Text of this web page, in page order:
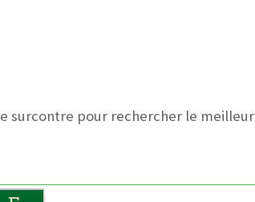
surcontre pour rechercher le meilleur